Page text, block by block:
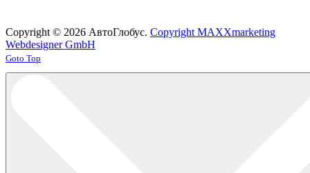
Copyright © 2026 АвтоГлобус. Copyright MAXXmarketing
Webdesigner GmbH
Joomla! 3 Templates
Goto Top